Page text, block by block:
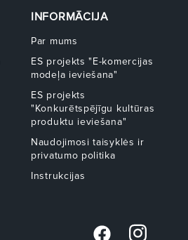
INFORMĀCIJA
Par mums
ES projekts "E-komercijas
modeļa ieviešana"
ES projekts
"Konkurētspējīgu kultūras
produktu ieviešana"
Naudojimosi taisyklės ir
privatumo politika
Instrukcijas